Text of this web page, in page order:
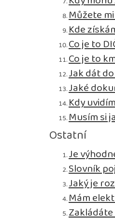
Můžete
Kde
Co je to
Co je to
Jak dát
Jaké
Kdy
Musím si
Ostatní
Je
Slovník
Jaký je
Mám